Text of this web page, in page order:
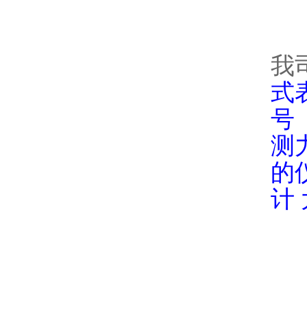
我
式
号
测
的
计